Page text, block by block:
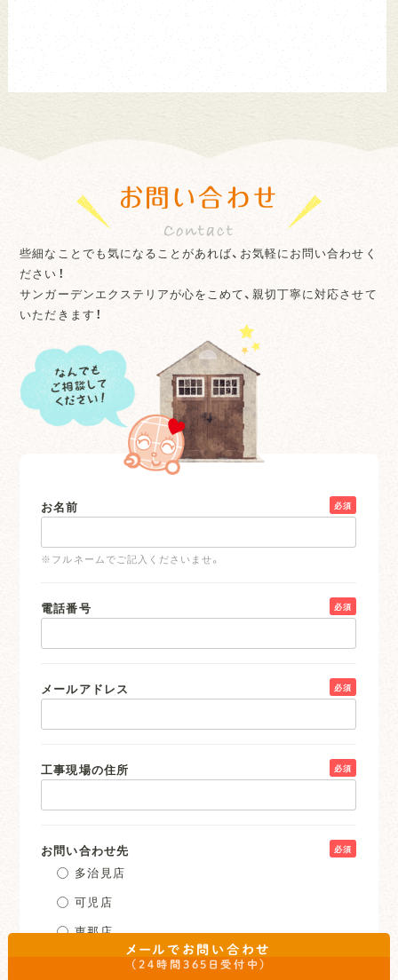
メールでお問い合わせ
（24時間365日受付中）
お問い合わせ
些細なことでも気になることがあれば、お気軽にお問い合わせく
ださい！
サンガーデンエクステリアが心をこめて、親切丁寧に対応させて
いただきます！
お名前 必須
※フルネームでご記入くださいませ。
電話番号 必須
メールアドレス 必須
工事現場の住所 必須
お問い合わせ先 必須
多治見店
可児店
恵那店